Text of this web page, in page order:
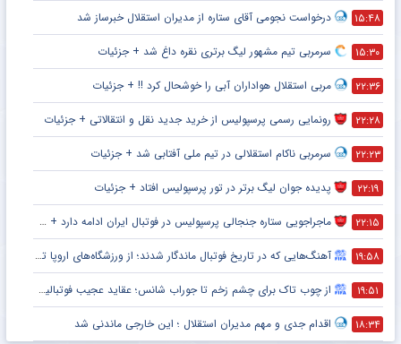
۱۵:۴۸ درخواست نجومی آقای ستاره از مدیران استقلال خبرساز شد
۱۵:۳۰ سرمربی تیم مشهور لیگ برتری نقره داغ شد + جزئیات
۲۲:۳۶ مربی استقلال هواداران آبی را خوشحال کرد !! + جزئیات
۲۲:۲۸ رونمایی رسمی پرسپولیس از خرید جدید نقل و انتقالاتی + جزئیات
۲۲:۲۳ سرمربی ناکام استقلالی در تیم ملی آفتابی شد + جزئیات
۲۲:۱۹ پدیده جوان لیگ برتر در تور پرسپولیس افتاد + جزئیات
۲۲:۱۵ ماجراجویی ستاره جنجالی پرسپولیس در فوتبال ایران ادامه دارد + جزئیات
۱۹:۵۸ آهنگ‌هایی که در تاریخ فوتبال ماندگار شدند؛ از ورزشگاه‌های اروپا تا جام جهانی
۱۹:۵۱ از چوب تاک برای چشم زخم تا جوراب شانس؛ عقاید عجیب فوتبالیست‌ها!
۱۸:۳۴ اقدام جدی و مهم مدیران استقلال ؛ این خارجی ماندنی شد